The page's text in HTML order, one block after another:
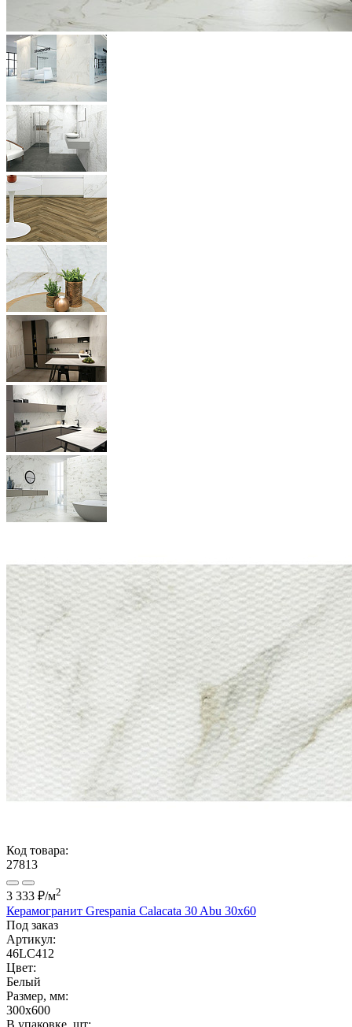
Код товара:
27813
3 333 ₽/м2
Керамогранит Grespania Calacata 30 Abu 30x60
Под заказ
Артикул:
46LC412
Цвет:
Белый
Размер, мм:
300x600